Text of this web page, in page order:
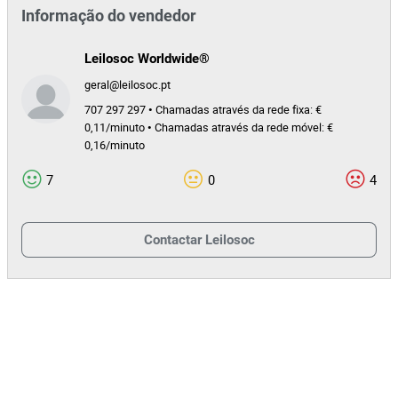
Informação do vendedor
Leilosoc Worldwide®
geral@leilosoc.pt
707 297 297 • Chamadas através da rede fixa: €
0,11/minuto • Chamadas através da rede móvel: €
0,16/minuto
7 0 4
Contactar Leilosoc